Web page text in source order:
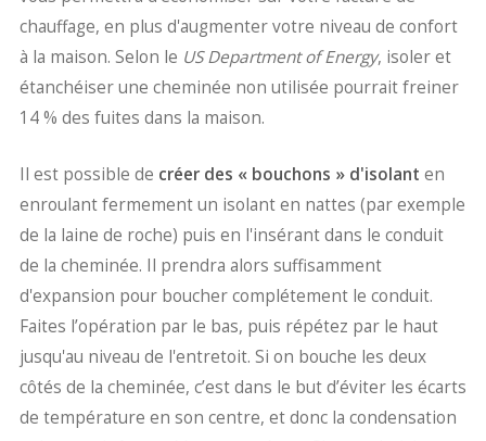
chauffage, en plus d'augmenter votre niveau de confort
à la maison. Selon le US Department of Energy, isoler et
étanchéiser une cheminée non utilisée pourrait freiner
14 % des fuites dans la maison.
Il est possible de créer des « bouchons » d'isolant en
enroulant fermement un isolant en nattes (par exemple
de la laine de roche) puis en l'insérant dans le conduit
de la cheminée. Il prendra alors suffisamment
d'expansion pour boucher complétement le conduit.
Faites l’opération par le bas, puis répétez par le haut
jusqu'au niveau de l'entretoit. Si on bouche les deux
côtés de la cheminée, c’est dans le but d’éviter les écarts
de température en son centre, et donc la condensation